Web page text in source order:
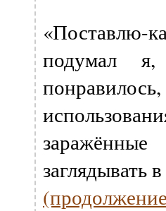
«Поставлю-
подумал
заглядывать